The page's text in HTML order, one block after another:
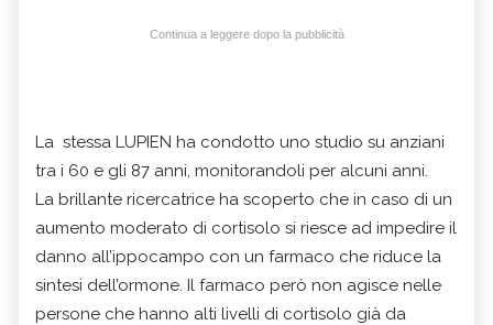
Continua a leggere dopo la pubblicità
La stessa LUPIEN ha condotto uno studio su anziani
tra i 60 e gli 87 anni, monitorandoli per alcuni anni.
La brillante ricercatrice ha scoperto che in caso di un
aumento moderato di cortisolo si riesce ad impedire il
danno all’ippocampo con un farmaco che riduce la
sintesi dell’ormone. Il farmaco però non agisce nelle
persone che hanno alti livelli di cortisolo già da